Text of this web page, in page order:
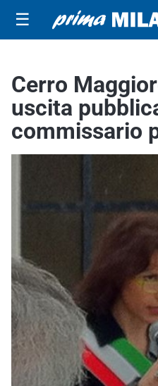
☰
Cerro
uscita
commissario